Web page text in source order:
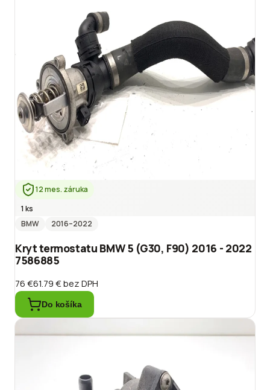
12 mes. záruka
1 ks
BMW
2016–2022
Kryt termostatu BMW 5 (G30, F90) 2016 - 2022
7586885
76 €61.79 €bez DPH
Do košíka